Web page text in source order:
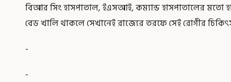
বিআর সিং হাসপাতাল, ইএসআই, কম্যান্ড হাসপাতালের মতো
বেড খালি থাকলে সেখানেই রাজ্যের তরফে সেই রোগীর
-
-